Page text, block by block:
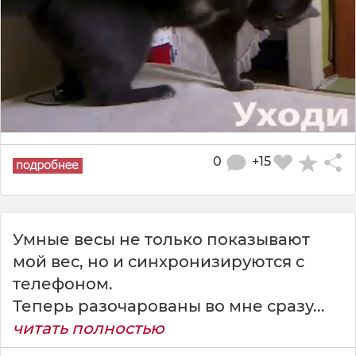
+15
0
Умные весы не только показывают
мой вес, но и синхронизируются с
телефоном.
Теперь разочарованы во мне сразу...
читать полностью